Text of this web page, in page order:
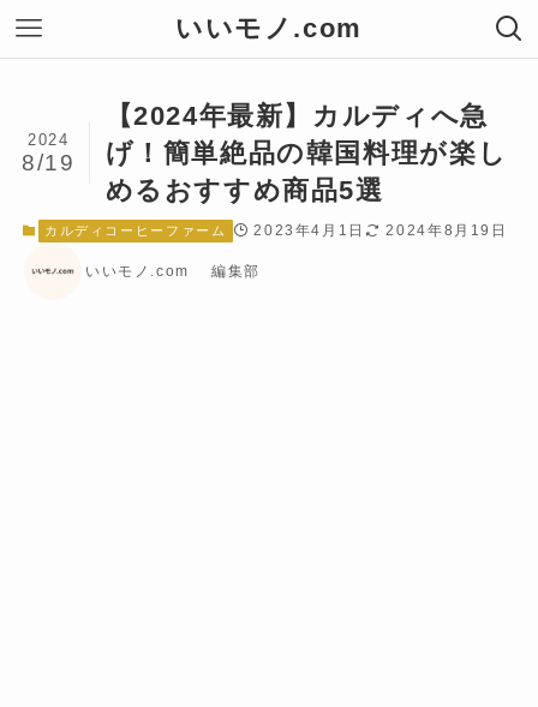
いいモノ.com
【2024年最新】カルディへ急
げ！簡単絶品の韓国料理が楽し
めるおすすめ商品5選
2024
8/19
カルディコーヒーファーム 2023年4月1日 2024年8月19日
いいモノ.com 編集部